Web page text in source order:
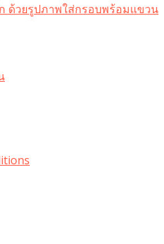
ด้วยรูปภาพใส่กรอบพร้อมแขวน​